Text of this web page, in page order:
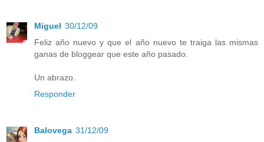
Miguel 30/12/09
Feliz año nuevo y que el año nuevo te traiga las mismas
ganas de bloggear que este año pasado.
Un abrazo.
Responder
Balovega 31/12/09